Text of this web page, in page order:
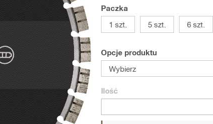
Paczka
1 szt.
5 szt. 6 szt.
Opcje produktu
Wybierz
Ilość